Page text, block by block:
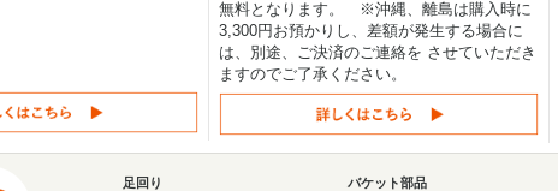
無料となります。 ※沖縄、離島は購入時に
3,300円お預かりし、差額が発生する場合に
は、別途、ご決済のご連絡を させていただき
ますのでご了承ください。
足回り
バケット部品